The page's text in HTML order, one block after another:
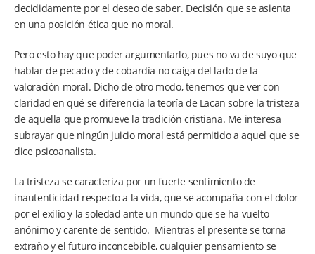
decididamente por el deseo de saber. Decisión que se asienta
en una posición ética que no moral.
Pero esto hay que poder argumentarlo, pues no va de suyo que
hablar de pecado y de cobardía no caiga del lado de la
valoración moral. Dicho de otro modo, tenemos que ver con
claridad en qué se diferencia la teoría de Lacan sobre la tristeza
de aquella que promueve la tradición cristiana. Me interesa
subrayar que ningún juicio moral está permitido a aquel que se
dice psicoanalista.
La tristeza se caracteriza por un fuerte sentimiento de
inautenticidad respecto a la vida, que se acompaña con el dolor
por el exilio y la soledad ante un mundo que se ha vuelto
anónimo y carente de sentido. Mientras el presente se torna
extraño y el futuro inconcebible, cualquier pensamiento se